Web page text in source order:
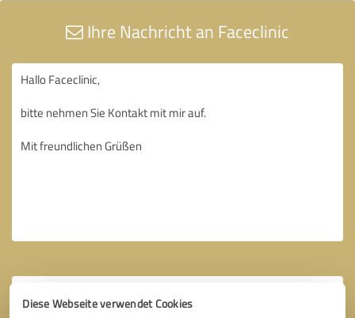
Diese Webseite verwendet Cookies
Ihre Nachricht an Faceclinic